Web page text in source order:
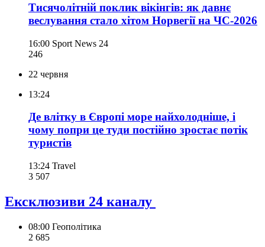
Тисячолітній поклик вікінгів: як давнє
веслування стало хітом Норвегії на ЧС-2026
16:00 Sport News 24
246
22 червня
13:24
Де влітку в Європі море найхолодніше, і
чому попри це туди постійно зростає потік
туристів
13:24 Travel
3 507
Ексклюзиви 24 каналу
08:00 Геополітика
2 685